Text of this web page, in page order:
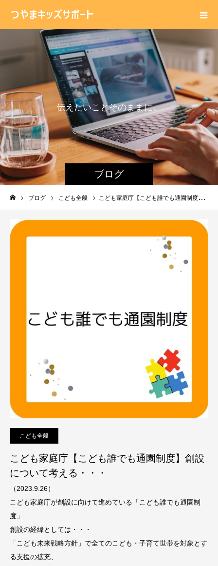
ブログ
伝えたいこ とその ままに。
ブログ こども全般 こども家庭庁【こども誰でも通園制度】創設について考える・・・
こども全般
こども家庭庁【こども誰でも通園制度】創設
について考える・・・
（2023.9.26）
こども家庭庁が創設に向けて進めている「こども誰でも通園制
度」
創設の経緯としては・・・
「こども未来戦略方針」で全てのこども・子育て世帯を対象とす
る支援の拡充、